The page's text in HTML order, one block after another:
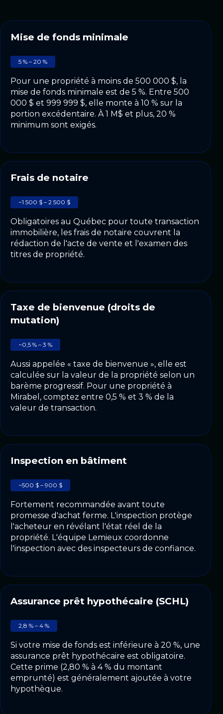
Mise de fonds minimale
5 % – 20 %
Pour une propriété à moins de 500 000 $, la
mise de fonds minimale est de 5 %. Entre 500
000 $ et 999 999 $, elle monte à 10 % sur la
portion excédentaire. À 1 M$ et plus, 20 %
minimum sont exigés.
Frais de notaire
~1 500 $ – 2 500 $
Obligatoires au Québec pour toute transaction
immobilière, les frais de notaire couvrent la
rédaction de l'acte de vente et l'examen des
titres de propriété.
Taxe de bienvenue (droits de
mutation)
~0,5 % – 3 %
Aussi appelée « taxe de bienvenue », elle est
calculée sur la valeur de la propriété selon un
barème progressif. Pour une propriété à
Mirabel, comptez entre 0,5 % et 3 % de la
valeur de transaction.
Inspection en bâtiment
~500 $ – 900 $
Fortement recommandée avant toute
promesse d'achat ferme. L'inspection protège
l'acheteur en révélant l'état réel de la
propriété. L'équipe Lemieux coordonne
l'inspection avec des inspecteurs de confiance.
Assurance prêt hypothécaire (SCHL)
2,8 % – 4 %
Si votre mise de fonds est inférieure à 20 %, une
assurance prêt hypothécaire est obligatoire.
Cette prime (2,80 % à 4 % du montant
emprunté) est généralement ajoutée à votre
hypothèque.